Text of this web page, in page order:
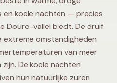
en koele nachten — precies
Douro-vallei biedt. De druif
extreme omstandigheden
van meer
De koele nachten
hun natuurlijke zuren